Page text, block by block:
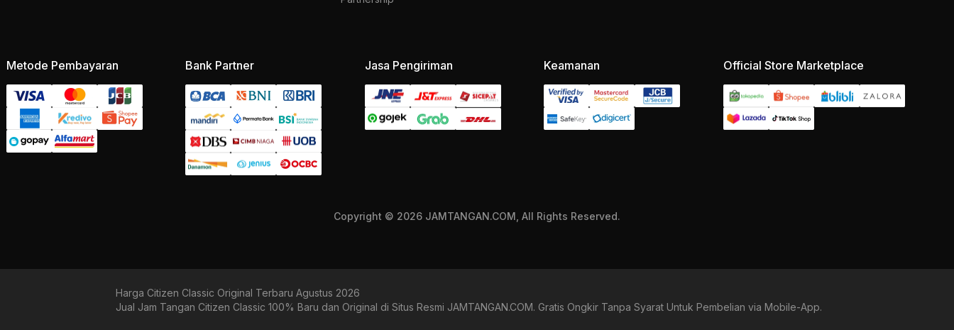
Metode Pembayaran Bank Partner Jasa Pengiriman Keamanan Official Store Marketplace
Copyright © 2026 JAMTANGAN.COM, All Rights Reserved.
Harga Citizen Classic Original Terbaru Agustus 2026
Jual Jam Tangan Citizen Classic 100% Baru dan Original di Situs Resmi JAMTANGAN.COM. Gratis Ongkir Tanpa Syarat Untuk Pembelian via Mobile-App.